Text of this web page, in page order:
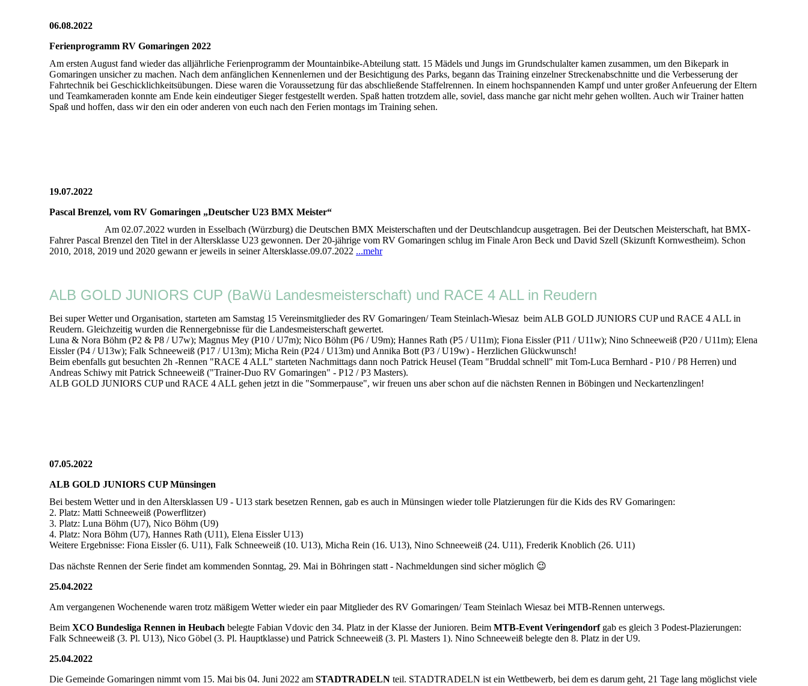
06.08.2022
Ferienprogramm RV Gomaringen 2022
Am ersten August fand wieder das alljährliche Ferienprogramm der Mountainbike-Abteilung statt. 15 Mädels und Jungs im Grundschulalter kamen zusammen, um den Bikepark in
Gomaringen unsicher zu machen. Nach dem anfänglichen Kennenlernen und der Besichtigung des Parks, begann das Training einzelner Streckenabschnitte und die Verbesserung der
Fahrtechnik bei Geschicklichkeitsübungen. Diese waren die Voraussetzung für das abschließende Staffelrennen. In einem hochspannenden Kampf und unter großer Anfeuerung der Eltern
und Teamkameraden konnte am Ende kein eindeutiger Sieger festgestellt werden. Spaß hatten trotzdem alle, soviel, dass manche gar nicht mehr gehen wollten. Auch wir Trainer hatten
Spaß und hoffen, dass wir den ein oder anderen von euch nach den Ferien montags im Training sehen.
19.07.2022
Pascal Brenzel, vom RV Gomaringen „Deutscher U23 BMX Meister“
Am 02.07.2022 wurden in Esselbach (Würzburg) die Deutschen BMX Meisterschaften und der Deutschlandcup ausgetragen. Bei der Deutschen Meisterschaft, hat BMX-
Fahrer Pascal Brenzel den Titel in der Altersklasse U23 gewonnen. Der 20-jährige vom RV Gomaringen schlug im Finale Aron Beck und David Szell (Skizunft Kornwestheim). Schon
2010, 2018, 2019 und 2020 gewann er jeweils in seiner Altersklasse.09.07.2022 ...mehr
ALB GOLD JUNIORS CUP (BaWü Landesmeisterschaft) und RACE 4 ALL in Reudern
Bei super Wetter und Organisation, starteten am Samstag 15 Vereinsmitglieder des RV Gomaringen/ Team Steinlach-Wiesaz beim ALB GOLD JUNIORS CUP und RACE 4 ALL in
Reudern. Gleichzeitig wurden die Rennergebnisse für die Landesmeisterschaft gewertet.
Luna & Nora Böhm (P2 & P8 / U7w); Magnus Mey (P10 / U7m); Nico Böhm (P6 / U9m); Hannes Rath (P5 / U11m); Fiona Eissler (P11 / U11w); Nino Schneeweiß (P20 / U11m); Elena
Eissler (P4 / U13w); Falk Schneeweiß (P17 / U13m); Micha Rein (P24 / U13m) und Annika Bott (P3 / U19w) - Herzlichen Glückwunsch!
Beim ebenfalls gut besuchten 2h -Rennen "RACE 4 ALL" starteten Nachmittags dann noch Patrick Heusel (Team "Bruddal schnell" mit Tom-Luca Bernhard - P10 / P8 Herren) und
Andreas Schiwy mit Patrick Schneeweiß ("Trainer-Duo RV Gomaringen" - P12 / P3 Masters).
ALB GOLD JUNIORS CUP und RACE 4 ALL gehen jetzt in die "Sommerpause", wir freuen uns aber schon auf die nächsten Rennen in Böbingen und Neckartenzlingen!
07.05.2022
ALB GOLD JUNIORS CUP Münsingen
Bei bestem Wetter und in den Altersklassen U9 - U13 stark besetzen Rennen, gab es auch in Münsingen wieder tolle Platzierungen für die Kids des RV Gomaringen:
2. Platz: Matti Schneeweiß (Powerflitzer)
3. Platz: Luna Böhm (U7), Nico Böhm (U9)
4. Platz: Nora Böhm (U7), Hannes Rath (U11), Elena Eissler U13)
Weitere Ergebnisse: Fiona Eissler (6. U11), Falk Schneeweiß (10. U13), Micha Rein (16. U13), Nino Schneeweiß (24. U11), Frederik Knoblich (26. U11)
Das nächste Rennen der Serie findet am kommenden Sonntag, 29. Mai in Böhringen statt - Nachmeldungen sind sicher möglich 😉
25.04.2022
Am vergangenen Wochenende waren trotz mäßigem Wetter wieder ein paar Mitglieder des RV Gomaringen/ Team Steinlach Wiesaz bei MTB-Rennen unterwegs.
Beim XCO Bundesliga Rennen in Heubach belegte Fabian Vdovic den 34. Platz in der Klasse der Junioren. Beim MTB-Event Veringendorfgab es gleich 3 Podest-Plazierungen:
Falk Schneeweiß (3. Pl. U13), Nico Göbel (3. Pl. Hauptklasse) und Patrick Schneeweiß (3. Pl. Masters 1). Nino Schneeweiß belegte den 8. Platz in der U9.
25.04.2022
Die Gemeinde Gomaringen nimmt vom 15. Mai bis 04. Juni 2022 am STADTRADELN teil. STADTRADELN ist ein Wettbewerb, bei dem es darum geht, 21 Tage lang möglichst viele